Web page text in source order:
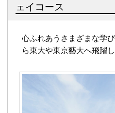
ェイコース
心ふれあうさまざまな学
ら東大や東京藝大へ飛躍